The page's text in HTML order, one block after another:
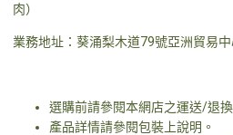
肉）
業務地址：葵涌梨木道79號亞洲貿易
選購前請參閱本網店之運送/退
產品詳情請參閱包裝上說明。